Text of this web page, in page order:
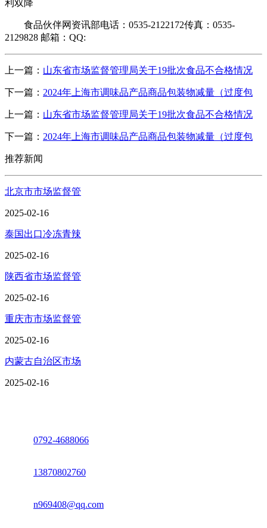
利双降
食品伙伴网资讯部电话：0535-2122172传真：0535-
2129828 邮箱：QQ:
上一篇： 山东省市场监督管理局关于19批次食品不合格情况
下一篇： 2024年上海市调味品产品商品包装物减量（过度包
上一篇： 山东省市场监督管理局关于19批次食品不合格情况
下一篇： 2024年上海市调味品产品商品包装物减量（过度包
推荐新闻
北京市市场监督管
2025-02-16
泰国出口冷冻青辣
2025-02-16
陕西省市场监督管
2025-02-16
重庆市市场监督管
2025-02-16
内蒙古自治区市场
2025-02-16
0792-4688066
13870802760
n969408@qq.com